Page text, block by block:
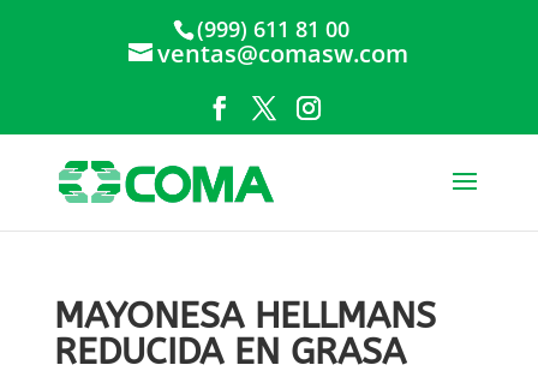
(999) 611 81 00
ventas@comasw.com
MAYONESA HELLMANS
REDUCIDA EN GRASA